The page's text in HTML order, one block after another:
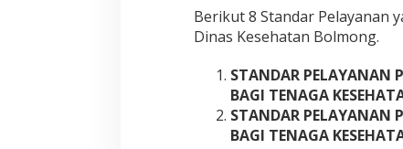
Berikut 8 Standar Pelayanan
Dinas Kesehatan Bolmong.
STANDAR PELAYANAN
BAGI TENAGA
STANDAR PELAYANAN
BAGI TENAGA